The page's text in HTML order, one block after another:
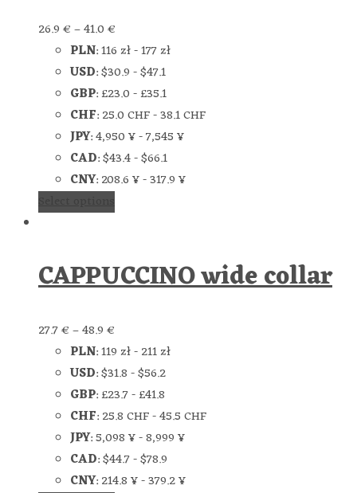
26.9€–41.0€
PLN:116 zł-177 zł
USD:$30.9-$47.1
GBP:£23.0-£35.1
CHF:25.0 CHF-38.1 CHF
JPY:4,950 ¥-7,545 ¥
CAD:$43.4-$66.1
CNY:208.6 ¥-317.9 ¥
CAPPUCCINO wide collar
27.7€–48.9€
PLN:119 zł-211 zł
USD:$31.8-$56.2
GBP:£23.7-£41.8
CHF:25.8 CHF-45.5 CHF
JPY:5,098 ¥-8,999 ¥
CAD:$44.7-$78.9
CNY:214.8 ¥-379.2 ¥